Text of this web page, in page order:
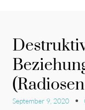
September 9, 2020